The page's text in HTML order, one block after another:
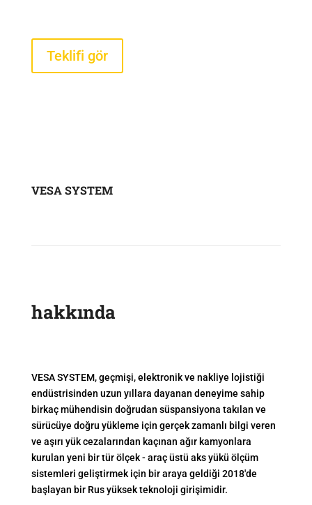
Teklifi gör
VESA SYSTEM
hakkında
VESA SYSTEM, geçmişi, elektronik ve nakliye lojistiği
endüstrisinden uzun yıllara dayanan deneyime sahip
birkaç mühendisin doğrudan süspansiyona takılan ve
sürücüye doğru yükleme için gerçek zamanlı bilgi veren
ve aşırı yük cezalarından kaçınan ağır kamyonlara
kurulan yeni bir tür ölçek - araç üstü aks yükü ölçüm
sistemleri geliştirmek için bir araya geldiği 2018'de
başlayan bir Rus yüksek teknoloji girişimidir.